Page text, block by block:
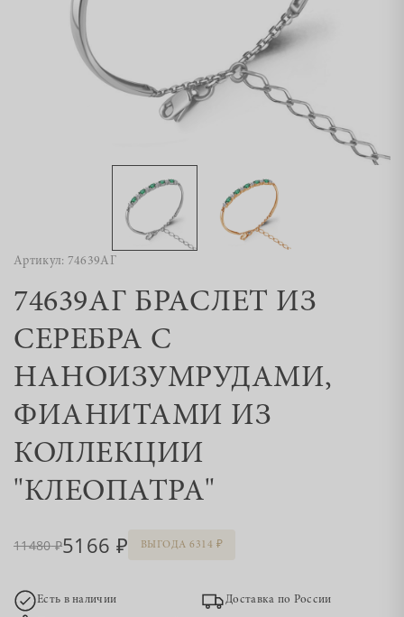
Артикул: 74639АГ
74639АГ БРАСЛЕТ ИЗ
СЕРЕБРА С
НАНОИЗУМРУДАМИ,
ФИАНИТАМИ ИЗ
КОЛЛЕКЦИИ
"КЛЕОПАТРА"
11480 5166 ВЫГОДА 6314
Есть в наличии
Доставка по России